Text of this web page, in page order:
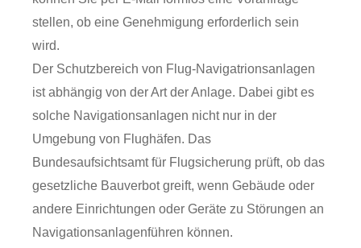
stellen, ob eine Genehmigung erforderlich sein
wird.
Der Schutzbereich von Flug-Navigatrionsanlagen
ist abhängig von der Art derAnlage. Dabei gibt es
solche Navigationsanlagen nicht nur in der
Umgebung von Flughäfen. Das
Bundesaufsichtsamt für Flugsicherung prüft, ob das
gesetzliche Bauverbot greift, wenn Gebäude oder
andere Einrichtungen oder Geräte zu Störungen an
Navigationsanlagenführen können.